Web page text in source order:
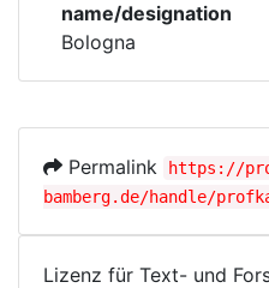
Historic matricle
name/designation
Bologna
Permalink
https://
bamberg.de/handle/
Lizenz für Text- und